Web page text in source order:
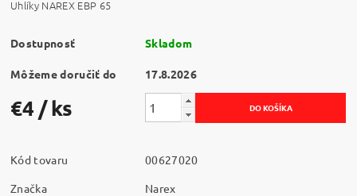
Uhlíky NAREX EBP 65
Dostupnosť Skladom
Môžeme doručiť do 17.8.2026
€4 / ks
Kód tovaru
00627020
Značka
Narex